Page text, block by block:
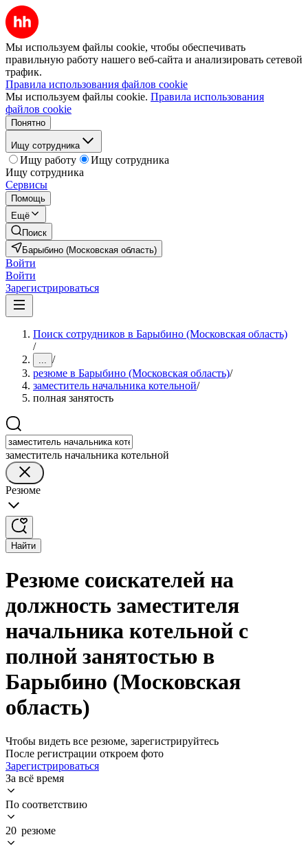
Мы используем файлы cookie, чтобы обеспечивать
правильную работу нашего веб-сайта и анализировать сетевой
трафик.
Правила использования файлов cookie
Мы используем файлы cookie. Правила использования
файлов cookie
Понятно
Ищу сотрудника
Ищу работу
Ищу сотрудника
Ищу сотрудника
Сервисы
Помощь
Ещё
Поиск
Барыбино (Московская область)
Войти
Войти
Зарегистрироваться
Поиск сотрудников в Барыбино (Московская область)
/
... /
резюме в Барыбино (Московская область)/
заместитель начальника котельной/
полная занятость
заместитель начальника котельной
Резюме
Найти
Резюме соискателей на
должность заместителя
начальника котельной с
полной занятостью в
Барыбино (Московская
область)
Чтобы видеть все резюме, зарегистрируйтесь
После регистрации откроем фото
Зарегистрироваться
За всё время
По соответствию
20 резюме